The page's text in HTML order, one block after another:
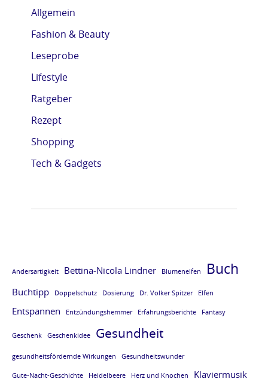
Allgemein
Fashion & Beauty
Leseprobe
Lifestyle
Ratgeber
Rezept
Shopping
Tech & Gadgets
Andersartigkeit Bettina-Nicola Lindner Blumenelfen Buch
Buchtipp Doppelschutz Dosierung Dr. Volker Spitzer Elfen
Entspannen Entzündungshemmer Erfahrungsberichte Fantasy
Geschenk Geschenkidee Gesundheit
gesundheitsfördernde Wirkungen Gesundheitswunder
Gute-Nacht-Geschichte Heidelbeere Herz und Knochen Klaviermusik